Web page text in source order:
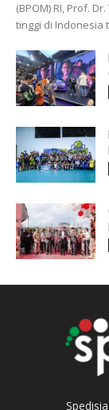
(BPOM) RI, Prof.
tinggi di Indonesia